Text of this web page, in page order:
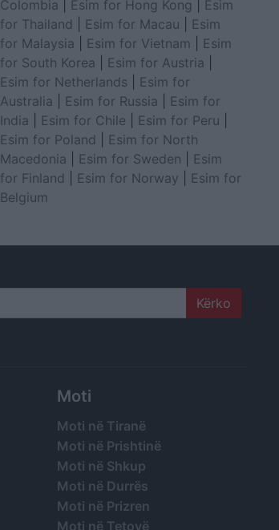
Colombia
Esim for Hong Kong
Esim
for Thailand
Esim for Macau
Esim
for Malaysia
Esim for Vietnam
Esim
for South Korea
Esim for Austria
Esim for Netherlands
Esim for
Australia
Esim for Russia
Esim for
India
Esim for Chile Esim for Peru
Esim for Poland
Esim for North
Macedonia
Esim for Sweden
Esim
for Finland
Esim for Norway
Esim for
Belgium
Moti
Moti në Tiranë
Moti në Prishtinë
Moti në Shkup
Moti në Durrës
Moti në Prizren
Moti në Tetovë